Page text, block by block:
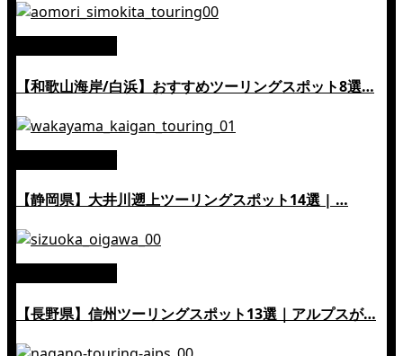
【和歌山海岸/白浜】おすすめツーリングスポット8選…
【静岡県】大井川遡上ツーリングスポット14選 | …
【長野県】信州ツーリングスポット13選｜アルプスが…